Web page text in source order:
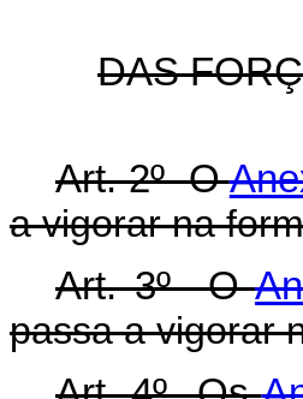
DAS
Art. 2º O
a vigorar na
Art. 3º O
passa a vigorar